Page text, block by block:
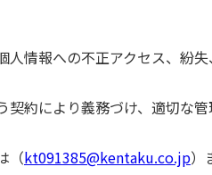
情報への不正アクセス、紛
約により義務づけ、適切な管
（kt091385@kentaku.co.jp）